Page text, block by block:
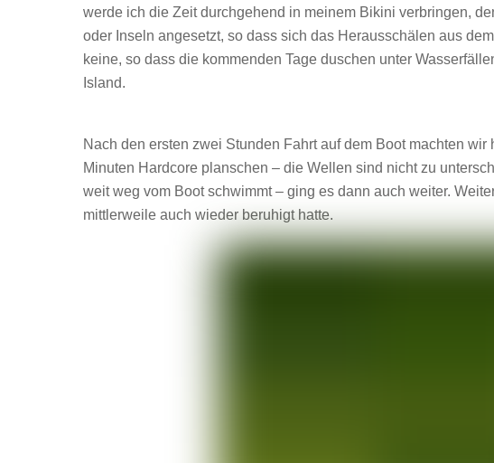
werde ich die Zeit durchgehend in meinem Bikini verbringen,
oder Inseln angesetzt, so dass sich das Herausschälen aus
keine, so dass die kommenden Tage duschen unter
Island.
Nach den ersten zwei Stunden Fahrt auf dem Boot machten wir
Minuten Hardcore planschen – die Wellen sind nicht zu
weit weg vom Boot schwimmt – ging es dann auch weiter.
mittlerweile auch wieder beruhigt hatte.